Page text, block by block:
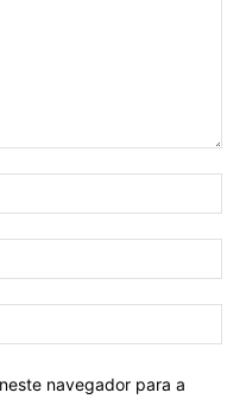
navegador para a